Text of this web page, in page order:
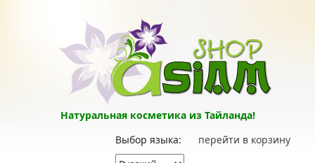
Натуральная косметика из Тайланда!
перейти в корзину
Выбор языка: